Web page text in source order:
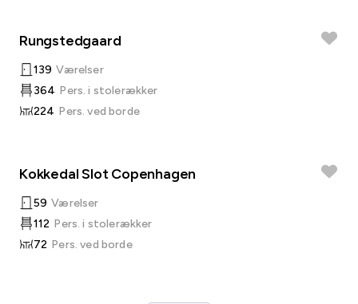
Rungstedgaard
139 Værelser
364 Pers. i stolerækker
224 Pers. ved borde
Kokkedal Slot Copenhagen
59 Værelser
112 Pers. i stolerækker
72 Pers. ved borde